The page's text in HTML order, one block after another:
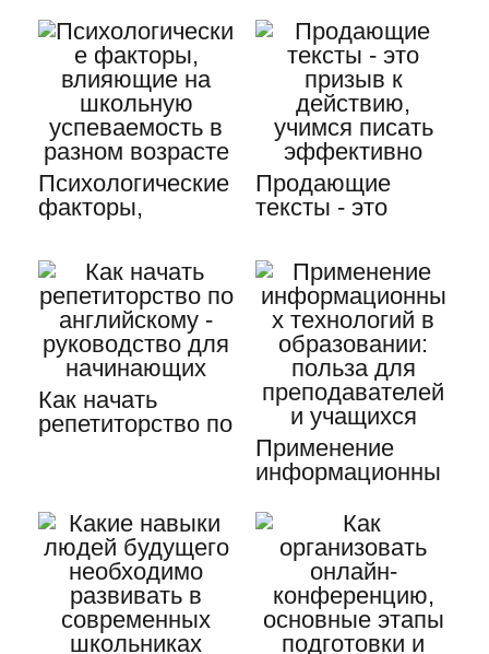
зависимость
детей,…
Психологические
факторы,
школьную…
Продающие
тексты - это
действию,
учимся…
Как начать
репетиторство по
Применение
информационны
образовании:…